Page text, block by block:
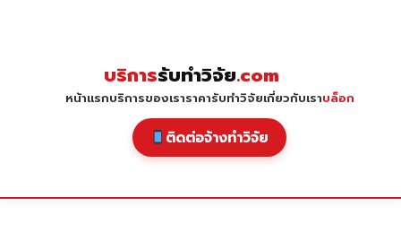
บริการรับทำวิจัย.com
หน้าแรกบริการของเราราคารับทำวิจัยเกี่ยวกับเราบล็อก
ติดต่อจ้างทำวิจัย